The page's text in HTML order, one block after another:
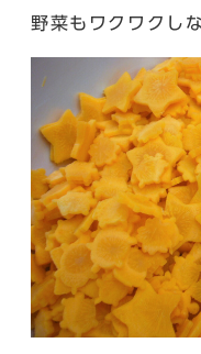
野菜もワクワクし